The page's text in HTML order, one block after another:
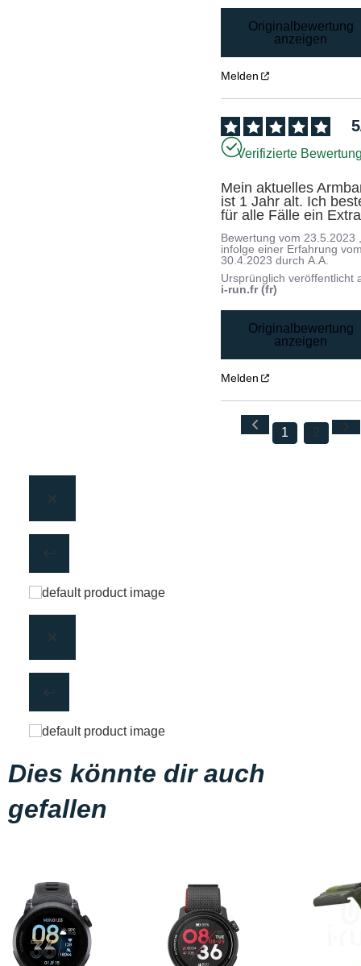
Originalbewertung
anzeigen
Melden
5
Verifizierte
Mein aktuelles
ist 1 Jahr alt. Ich
für alle Fälle ein
Bewertung vom23.5.2023
infolge einer Erfahrung
30.4.2023 durchA.A.
Ursprünglich veröffentlicht
i-run.fr (fr)
Originalbewertung
anzeigen
Melden
1 2
Dies könnte dir auch
gefallen